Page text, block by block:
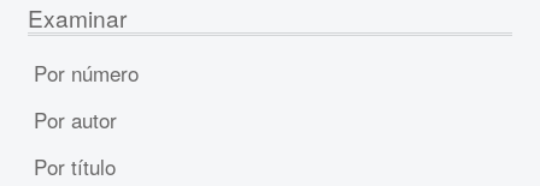
Examinar
Por número
Por autor
Por título